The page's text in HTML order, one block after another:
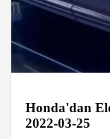
Honda'dan
2022-03-25